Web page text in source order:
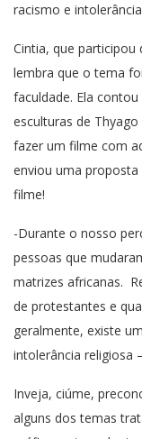
racismo e
Cintia, que
lembra que o tema
faculdade. Ela
esculturas de
fazer um filme com
enviou uma proposta
filme!
-Durante o nosso
pessoas que
matrizes africanas.
de protestantes e
geralmente, existe
intolerância religiosa
Inveja, ciúme,
alguns dos temas